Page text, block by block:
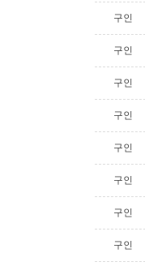
구인
구인
구인
구인
구인
구인
구인
구인